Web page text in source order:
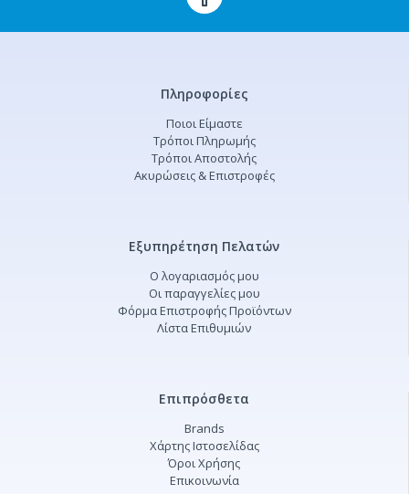
Πληροφορίες
Ποιοι Είμαστε
Τρόποι Πληρωμής
Τρόποι Αποστολής
Ακυρώσεις & Επιστροφές
Εξυπηρέτηση Πελατών
Ο λογαριασμός μου
Οι παραγγελίες μου
Φόρμα Επιστροφής Προϊόντων
Λίστα Επιθυμιών
Επιπρόσθετα
Brands
Χάρτης Ιστοσελίδας
Όροι Χρήσης
Επικοινωνία